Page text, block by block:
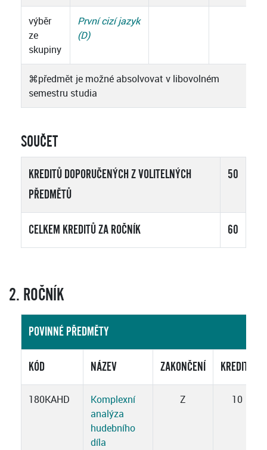
výběr
ze
skupiny
První cizí jazyk
(D)
⌘předmět je možné absolvovat v libovolném
semestru studia
SOUČET
KREDITŮ DOPORUČENÝCH Z VOLITELNÝCH
PŘEDMĚTŮ
50
CELKEM KREDITŮ ZA ROČNÍK 60
2. ROČNÍK
POVINNÉ PŘEDMĚTY
KÓD NÁZEV ZAKONČENÍ KREDITY
180KAHD
Komplexní
analýza
hudebního
díla
Z 10